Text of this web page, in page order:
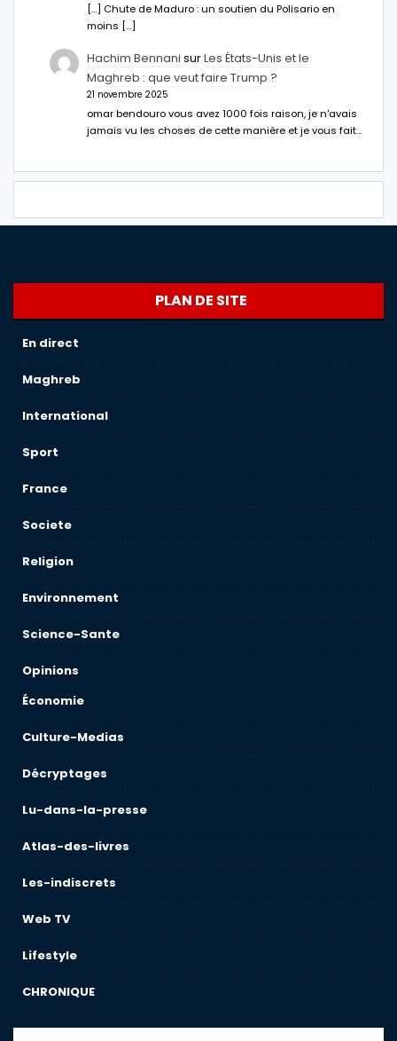
[…] Chute de Maduro : un soutien du Polisario en
moins […]
Hachim Bennani surLes États-Unis et le
Maghreb : que veut faire Trump ?
21 novembre 2025
omar bendouro vous avez 1000 fois raison, je n'avais
jamais vu les choses de cette manière et je vous fait…
PLAN DE SITE
En direct
Maghreb
International
Sport
France
Societe
Religion
Environnement
Science-Sante
Opinions
Économie
Culture-Medias
Décryptages
Lu-dans-la-presse
Atlas-des-livres
Les-indiscrets
Web TV
Lifestyle
CHRONIQUE